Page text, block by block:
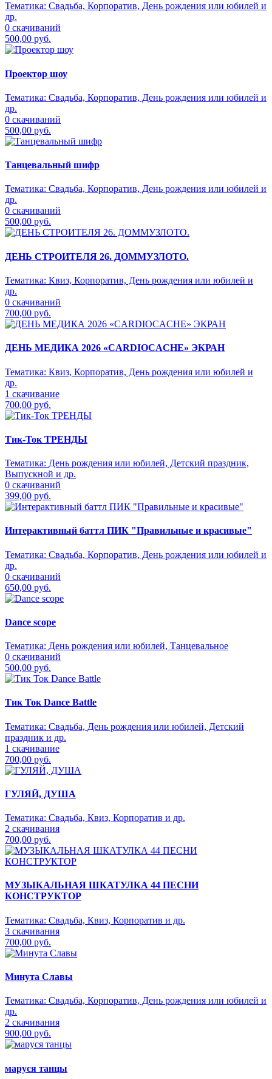
Тематика: Свадьба, Корпоратив, День рождения или юбилей и
др.
0 скачиваний
500,00 руб.
Проектор шоу
Тематика: Свадьба, Корпоратив, День рождения или юбилей и
др.
0 скачиваний
500,00 руб.
Танцевальный шифр
Тематика: Свадьба, Корпоратив, День рождения или юбилей и
др.
0 скачиваний
500,00 руб.
ДЕНЬ СТРОИТЕЛЯ 26. ДОММУЗЛОТО.
Тематика: Квиз, Корпоратив, День рождения или юбилей и
др.
0 скачиваний
700,00 руб.
ДЕНЬ МЕДИКА 2026 «CARDIOCACHE» ЭКРАН
Тематика: Квиз, Корпоратив, День рождения или юбилей и
др.
1 скачивание
700,00 руб.
Тик-Ток ТРЕНДЫ
Тематика: День рождения или юбилей, Детский праздник,
Выпускной и др.
0 скачиваний
399,00 руб.
Интерактивный баттл ПИК "Правильные и красивые"
Тематика: Свадьба, Корпоратив, День рождения или юбилей и
др.
0 скачиваний
650,00 руб.
Dance scope
Тематика: День рождения или юбилей, Танцевальное
0 скачиваний
500,00 руб.
Тик Ток Dance Battle
Тематика: Свадьба, День рождения или юбилей, Детский
праздник и др.
1 скачивание
700,00 руб.
ГУЛЯЙ, ДУША
Тематика: Свадьба, Квиз, Корпоратив и др.
2 скачивания
700,00 руб.
МУЗЫКАЛЬНАЯ ШКАТУЛКА 44 ПЕСНИ
КОНСТРУКТОР
Тематика: Свадьба, Квиз, Корпоратив и др.
3 скачивания
700,00 руб.
Минута Славы
Тематика: Свадьба, Корпоратив, День рождения или юбилей и
др.
2 скачивания
900,00 руб.
маруся танцы